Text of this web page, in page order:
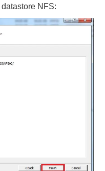
NFS: